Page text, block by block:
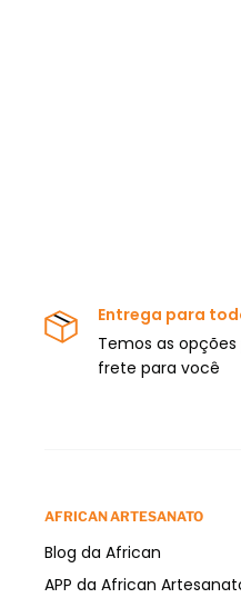
Entrega para
Temos as
frete para você
AFRICAN ARTESANATO
Blog da African
APP da African